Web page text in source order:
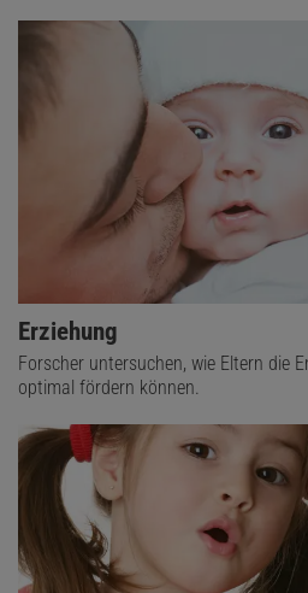
Erziehung
Forscher untersuchen, wie Eltern die
optimal fördern können.